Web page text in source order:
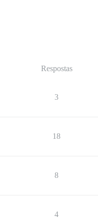
Respostas
3
18
8
4